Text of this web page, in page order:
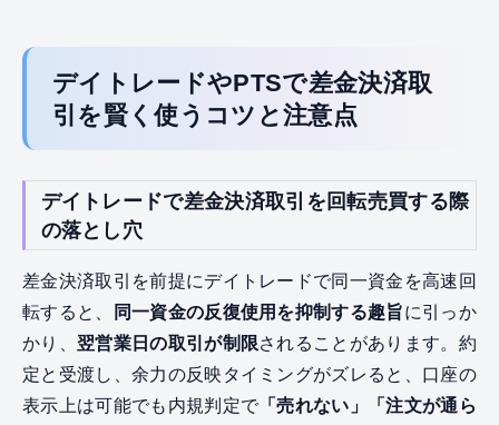
デイトレードやPTSで差金決済取
引を賢く使うコツと注意点
デイトレードで差金決済取引を回転売買する際
の落とし穴
差金決済取引を前提にデイトレードで同一資金を高速回
転すると、
同一資金の反復使用を抑制する趣旨に引っか
かり、 翌営業日の取引が制限されることがあります。約
定と受渡し、余力の反映タイミングがズレると、口座の
表示上は可能でも内規判定で「売れない」「注文が通ら